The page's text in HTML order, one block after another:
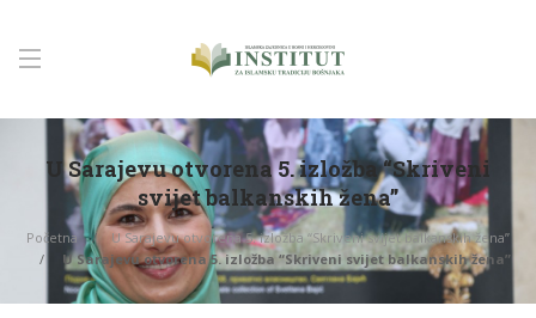
U Sarajevu otvorena 5. izložba “Skriveni
svijet balkanskih žena”
Početna
U Sarajevu otvorena 5. izložba “Skriveni svijet balkanskih žena”
U Sarajevu otvorena 5. izložba “Skriveni svijet balkanskih žena”